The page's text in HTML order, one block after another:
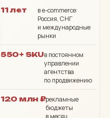
11 лет
в e-commerce:
Россия, СНГ
и международные
рынки
550+ SKUв постоянном
управлении
агентства
по продвижению
120 млн ₽рекламные
бюджеты
в месяц